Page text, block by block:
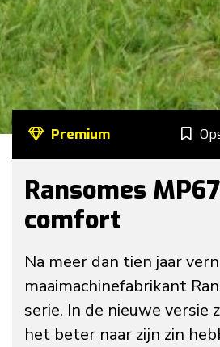
Premium
Ransomes
comfort
Na meer dan tien jaar
maaimachinefabrikant
serie. In de nieuwe versie
het beter naar zijn zin